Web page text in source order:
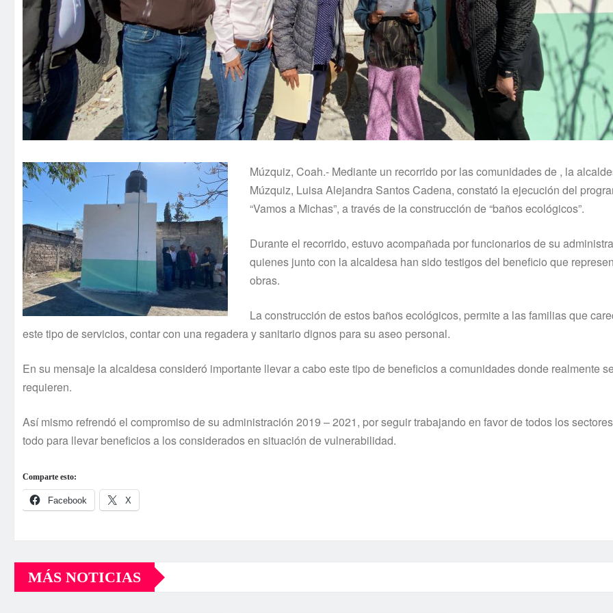
Múzquiz, Coah.- Mediante un recorrido por las comunidades de , la
Múzquiz, Luisa Alejandra Santos Cadena, constató la ejecución del
“Vamos a Michas”, a través de la construcción de “baños ecológicos”.
Durante el recorrido, estuvo acompañada por funcionarios de su
quienes junto con la alcaldesa han sido testigos del beneficio que
obras.
La construcción de estos baños ecológicos, permite a las familias que
este tipo de servicios, contar con una regadera y sanitario dignos para su aseo personal.
En su mensaje la alcaldesa consideró importante llevar a cabo este tipo de beneficios a comunidades donde realmente
requieren.
Así mismo refrendó el compromiso de su administración 2019 – 2021, por seguir trabajando en favor de todos los
todo para llevar beneficios a los considerados en situación de vulnerabilidad.
Comparte esto:
Facebook X
MÁS NOTICIAS